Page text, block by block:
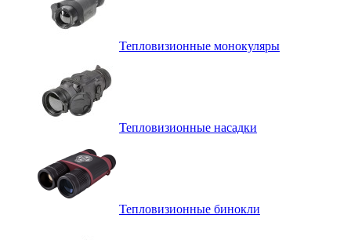
Тепловизионные монокуляры
Тепловизионные насадки
Тепловизионные бинокли